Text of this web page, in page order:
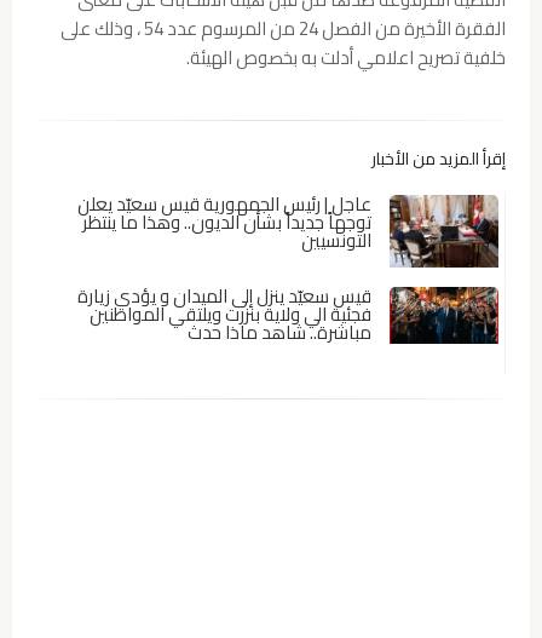
الفقرة الأخيرة من الفصل 24 من المرسوم عدد 54 ، وذلك على
خلفية تصريح اعلامي أدلت به بخصوص الهيئة.
إقرأ المزيد من الأخبار
عاجل | رئيس الجمهورية قيس سعيّد يعلن
توجهاً جديداً بشأن الديون.. وهذا ما ينتظر
التونسيين
قيس سعيّد ينزل إلى الميدان و يؤدي زيارة
فجئية الي ولاية بنزرت ويلتقي المواطنين
مباشرة.. شاهد ماذا حدث